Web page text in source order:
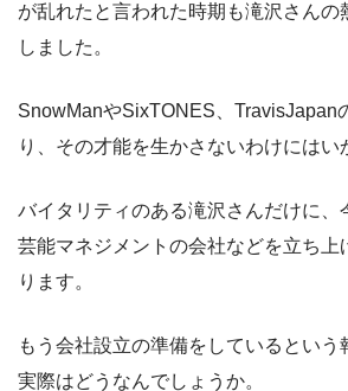
が乱れたと言われた時期も滝沢さんの
しました。
SnowManやSixTONES、TravisJapan
り、その才能を生かさないわけにはい
バイタリティのある滝沢さんだけに、
芸能マネジメントの会社などを立ち上
ります。
もう会社設立の準備をしているという
実際はどうなんでしょうか。